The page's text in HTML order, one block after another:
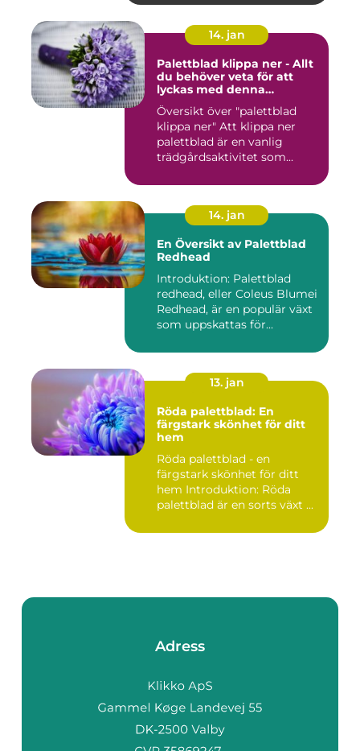
14. jan
Palettblad klippa ner - Allt
du behöver veta för att
lyckas med denna
populära trädgårdsaktivitet
Översikt över "palettblad
klippa ner" Att klippa ner
palettblad är en vanlig
trädgårdsaktivitet som...
14. jan
En Översikt av Palettblad
Redhead
Introduktion: Palettblad
redhead, eller Coleus Blumei
Redhead, är en populär växt
som uppskattas för...
13. jan
Röda palettblad: En
färgstark skönhet för ditt
hem
Röda palettblad - en
färgstark skönhet för ditt
hem Introduktion: Röda
palettblad är en sorts växt ...
Adress